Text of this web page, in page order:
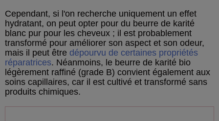
Cependant, si l'on recherche uniquement un effet
hydratant, on peut opter pour du beurre de karité
blanc pur pour les cheveux ; il est probablement
transformé pour améliorer son aspect et son odeur,
mais il peut être dépourvu de certaines propriétés
réparatrices. Néanmoins, le beurre de karité bio
légèrement raffiné (grade B) convient également aux
soins capillaires, car il est cultivé et transformé sans
produits chimiques.